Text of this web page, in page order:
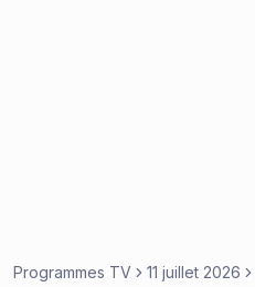
Programmes TV 11 juillet 2026